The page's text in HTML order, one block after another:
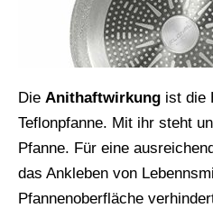
Die Anithaftwirkung ist die
Teflonpfanne. Mit ihr steht
Pfanne. Für eine
das Ankleben von
Pfannenoberfläche